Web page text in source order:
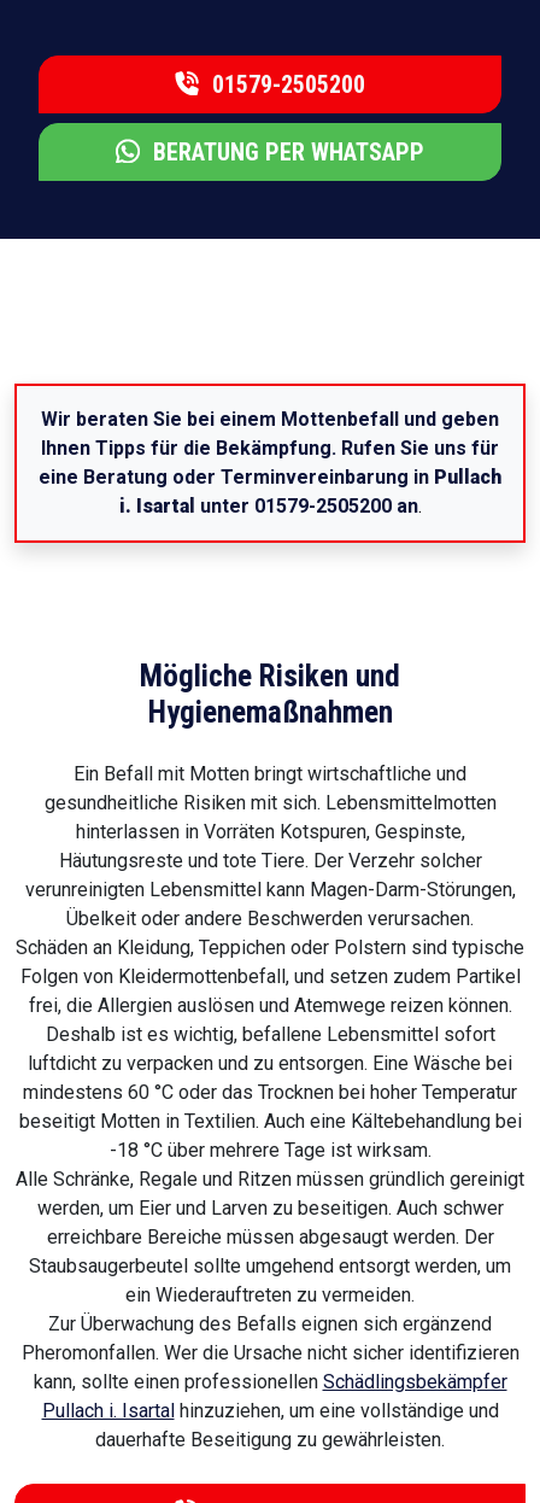
01579-2505200
BERATUNG PER WHATSAPP
Wir beraten Sie bei einem Mottenbefall und geben
Ihnen Tipps für die Bekämpfung. Rufen Sie uns für
eine Beratung oder Terminvereinbarung in Pullach
i. Isartal unter 01579-2505200 an.
Mögliche Risiken und
Hygienemaßnahmen
Ein Befall mit Motten bringt wirtschaftliche und
gesundheitliche Risiken mit sich. Lebensmittelmotten
hinterlassen in Vorräten Kotspuren, Gespinste,
Häutungsreste und tote Tiere. Der Verzehr solcher
verunreinigten Lebensmittel kann Magen-Darm-Störungen,
Übelkeit oder andere Beschwerden verursachen.
Schäden an Kleidung, Teppichen oder Polstern sind typische
Folgen von Kleidermottenbefall, und setzen zudem Partikel
frei, die Allergien auslösen und Atemwege reizen können.
Deshalb ist es wichtig, befallene Lebensmittel sofort
luftdicht zu verpacken und zu entsorgen. Eine Wäsche bei
mindestens 60 °C oder das Trocknen bei hoher Temperatur
beseitigt Motten in Textilien. Auch eine Kältebehandlung bei
-18 °C über mehrere Tage ist wirksam.
Alle Schränke, Regale und Ritzen müssen gründlich gereinigt
werden, um Eier und Larven zu beseitigen. Auch schwer
erreichbare Bereiche müssen abgesaugt werden. Der
Staubsaugerbeutel sollte umgehend entsorgt werden, um
ein Wiederauftreten zu vermeiden.
Zur Überwachung des Befalls eignen sich ergänzend
Pheromonfallen. Wer die Ursache nicht sicher identifizieren
kann, sollte einen professionellen Schädlingsbekämpfer
Pullach i. Isartalhinzuziehen, um eine vollständige und
dauerhafte Beseitigung zu gewährleisten.